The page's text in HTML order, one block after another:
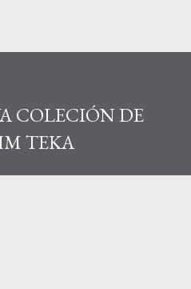
COLECIÓN DE
TEKA